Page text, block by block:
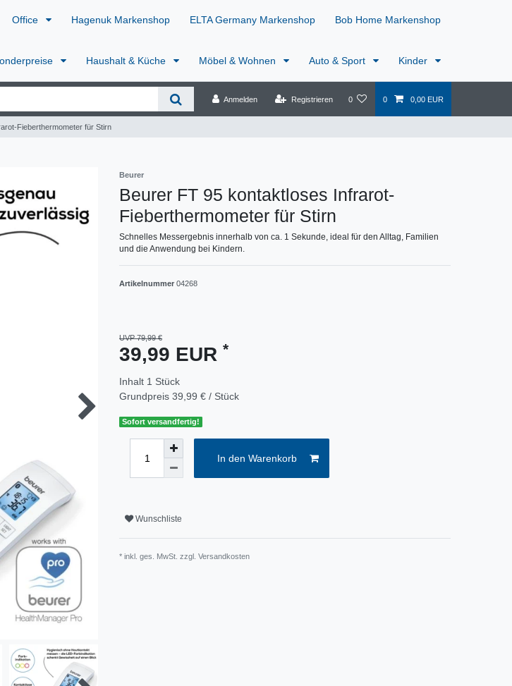
Office Hagenuk Markenshop ELTA Germany Markenshop Bob Home Markenshop
Haushalt & Küche Möbel & Wohnen Auto & Sport Kinder
Anmelden Registrieren 0 0 0,00 EUR
Fieberthermometer für Stirn
Beurer
Beurer FT 95 kontaktloses Infrarot-
Fieberthermometer für Stirn
Schnelles Messergebnis innerhalb von ca. 1 Sekunde, ideal für den Alltag, Familien
und die Anwendung bei Kindern.
Artikelnummer 04268
UVP 79,99 €
39,99 EUR *
Inhalt 1 Stück
Grundpreis 39,99 € / Stück
Sofort versandfertig!
In den Warenkorb
Wunschliste
* inkl. ges. MwSt. zzgl. Versandkosten